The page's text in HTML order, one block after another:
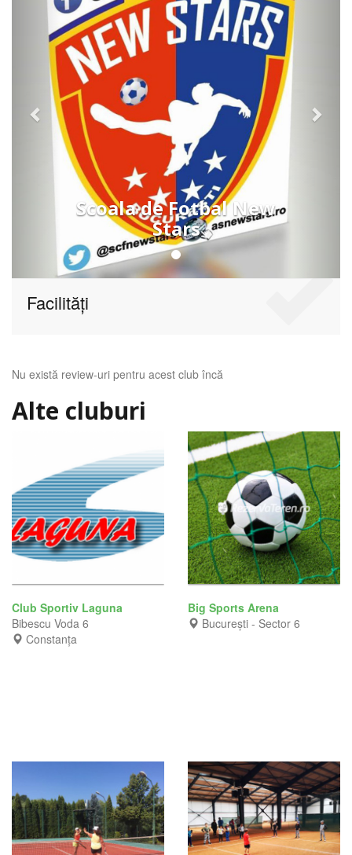
Scoala de Fotbal New
Stars
Facilități
Nu există review-uri pentru acest club încă
Alte cluburi
Club Sportiv Laguna
Bibescu Voda 6
Constanța
Big Sports Arena
București - Sector 6